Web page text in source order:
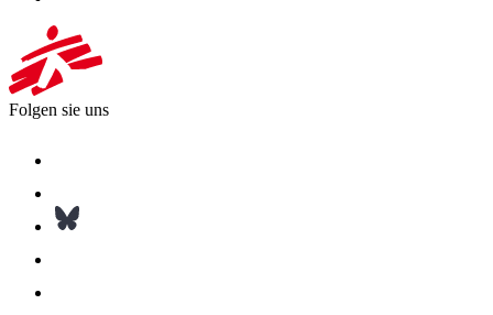
Folgen sie uns